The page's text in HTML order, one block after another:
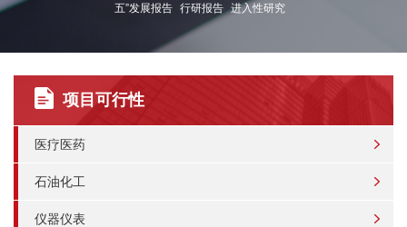
五”发展报告 行研报告 进入性研究
项目可行性
医疗医药
石油化工
仪器仪表